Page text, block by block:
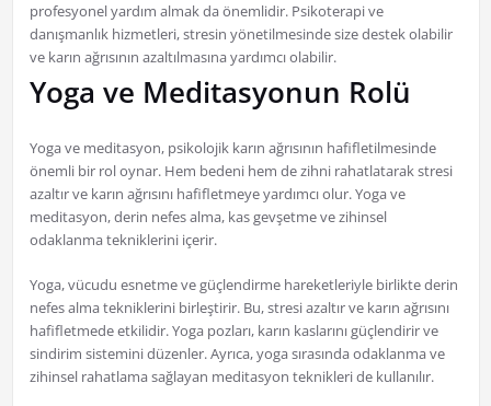
profesyonel yardım almak da önemlidir. Psikoterapi ve
danışmanlık hizmetleri, stresin yönetilmesinde size destek olabilir
ve karın ağrısının azaltılmasına yardımcı olabilir.
Yoga ve Meditasyonun Rolü
Yoga ve meditasyon, psikolojik karın ağrısının hafifletilmesinde
önemli bir rol oynar. Hem bedeni hem de zihni rahatlatarak stresi
azaltır ve karın ağrısını hafifletmeye yardımcı olur. Yoga ve
meditasyon, derin nefes alma, kas gevşetme ve zihinsel
odaklanma tekniklerini içerir.
Yoga, vücudu esnetme ve güçlendirme hareketleriyle birlikte derin
nefes alma tekniklerini birleştirir. Bu, stresi azaltır ve karın ağrısını
hafifletmede etkilidir. Yoga pozları, karın kaslarını güçlendirir ve
sindirim sistemini düzenler. Ayrıca, yoga sırasında odaklanma ve
zihinsel rahatlama sağlayan meditasyon teknikleri de kullanılır.